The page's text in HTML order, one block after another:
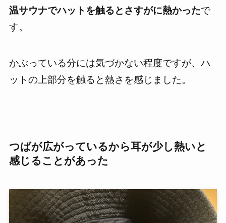
温サウナでハットを触るとさすがに熱かったで
す。
かぶっている分には気づかない程度ですが、ハ
ットの上部分を触ると熱さを感じました。
つばが広がっているから耳が少し熱いと
感じることがあった